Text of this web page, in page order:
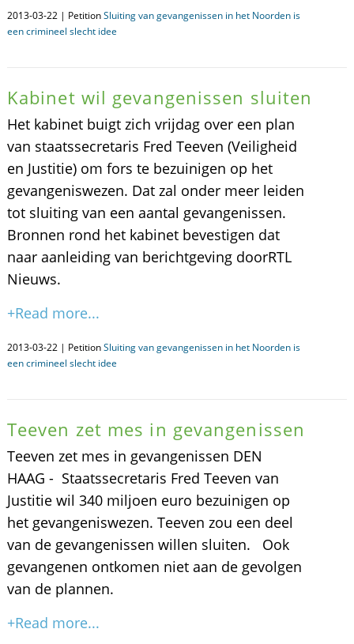
2013-03-22 | PetitionSluiting van gevangenissen in het Noorden is
een crimineel slecht idee
Kabinet wil gevangenissen sluiten
Het kabinet buigt zich vrijdag over een plan
van staatssecretaris Fred Teeven (Veiligheid
en Justitie) om fors te bezuinigen op het
gevangeniswezen. Dat zal onder meer leiden
tot sluiting van een aantal gevangenissen.
Bronnen rond het kabinet bevestigen dat
naar aanleiding van berichtgeving doorRTL
Nieuws.
+Read more...
2013-03-22 | PetitionSluiting van gevangenissen in het Noorden is
een crimineel slecht idee
Teeven zet mes in gevangenissen
Teeven zet mes in gevangenissen DEN
HAAG - Staatssecretaris Fred Teeven van
Justitie wil 340 miljoen euro bezuinigen op
het gevangeniswezen. Teeven zou een deel
van de gevangenissen willen sluiten. Ook
gevangenen ontkomen niet aan de gevolgen
van de plannen.
+Read more...